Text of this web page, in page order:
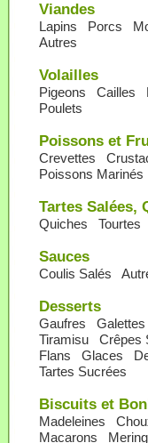
Viandes
Lapins Porcs
Autres
Volailles
Pigeons Cailles
Poulets
Poissons et
Crevettes
Poissons Marinés
Tartes Salées,
Quiches Tourtes
Sauces
Coulis Salés
Desserts
Gaufres Galettes
Tiramisu
Crêpes
Flans
Glaces
Tartes Sucrées
Biscuits et
Madeleines
Macarons